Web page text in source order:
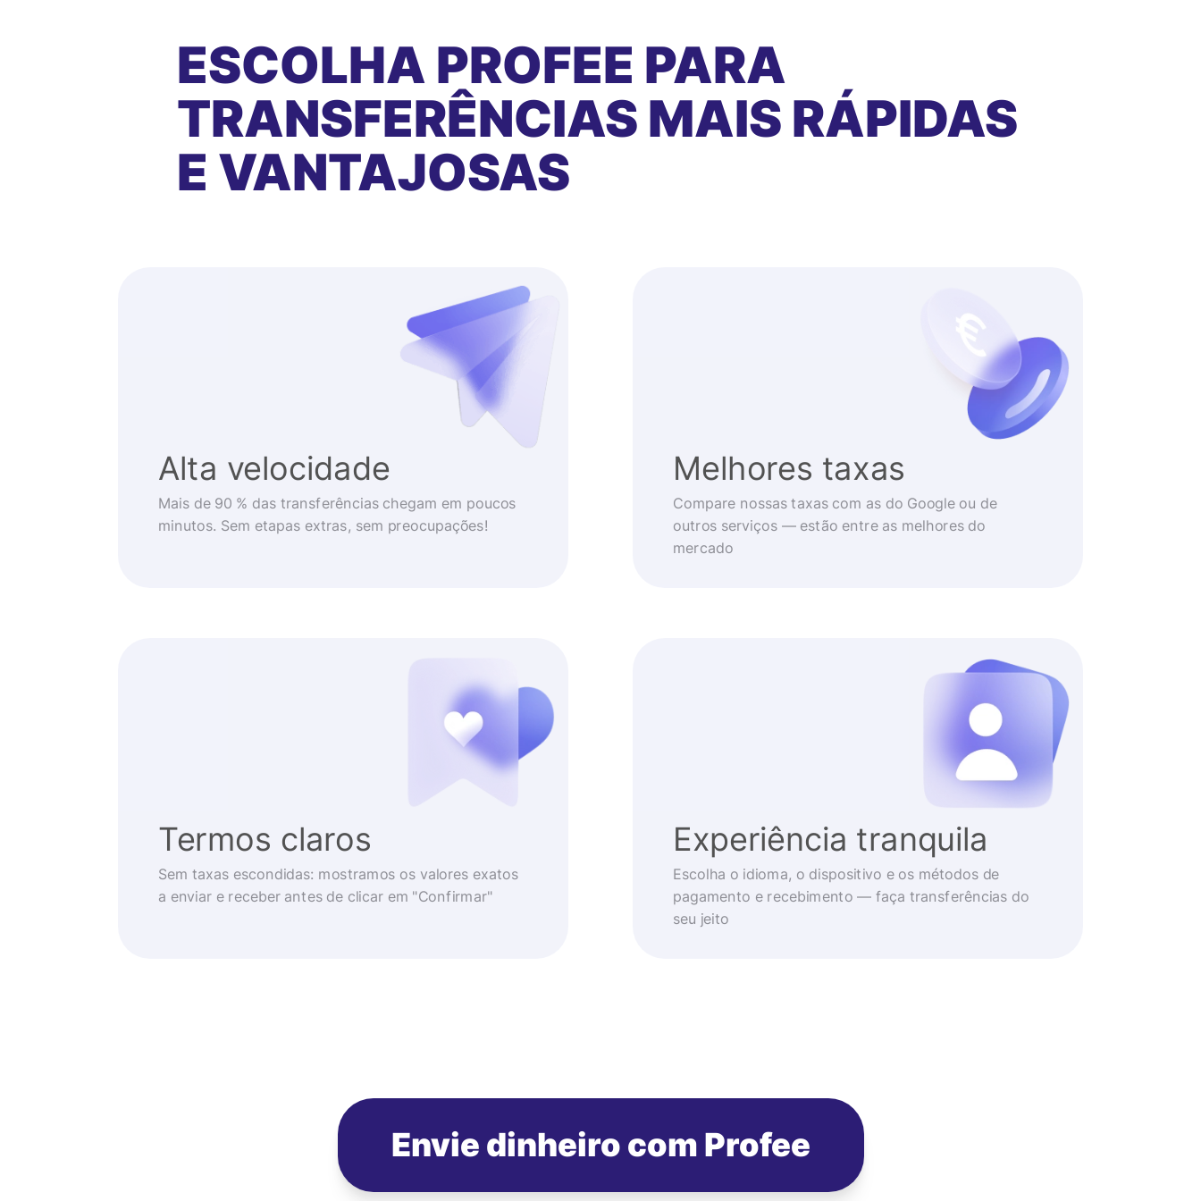
ESCOLHA PROFEE PARA
TRANSFERÊNCIAS MAIS RÁPIDAS
E VANTAJOSAS
Alta velocidade
Mais de 90 % das transferências chegam em poucos
minutos. Sem etapas extras, sem preocupações!
Melhores taxas
Compare nossas taxas com as do Google ou de
outros serviços — estão entre as melhores do
mercado
Termos claros
Sem taxas escondidas: mostramos os valores exatos
a enviar e receber antes de clicar em "Confirmar"
Experiência tranquila
Escolha o idioma, o dispositivo e os métodos de
pagamento e recebimento — faça transferências do
seu jeito
Envie dinheiro com Profee